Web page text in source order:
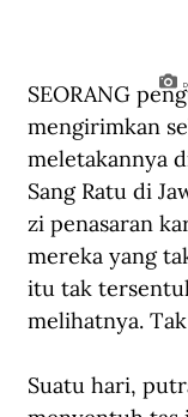
SEORANG
mengirimkan
meletakannya
Sang Ratu di
zi penasaran
mereka yang
itu tak
melihatnya.
Suatu hari,